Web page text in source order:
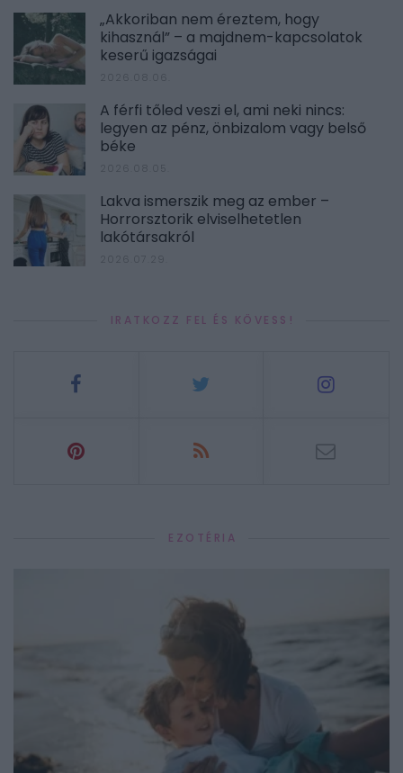
„Akkoriban nem éreztem, hogy
kihasznál” – a majdnem-kapcsolatok
keserű igazságai
A férfi tőled veszi el, ami neki nincs:
legyen az pénz, önbizalom vagy belső
béke
Lakva ismerszik meg az ember –
Horrorsztorik elviselhetetlen
lakótársakról
2026.07.29.
IRATKOZZ FEL ÉS KÖVESS!
EZOTÉRIA